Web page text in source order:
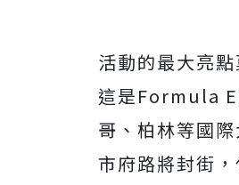
活動的最大亮
這是Formula E
哥、柏林等國
市府路將封街